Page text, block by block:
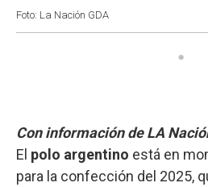
Foto: La Nación GDA
Con información de LA
El polo argentino está en
para la confección del 2025,